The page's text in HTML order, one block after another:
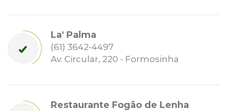
La' Palma
(61) 3642-4497
Av. Circular, 220 - Formosinha
Restaurante Fogão de Lenha